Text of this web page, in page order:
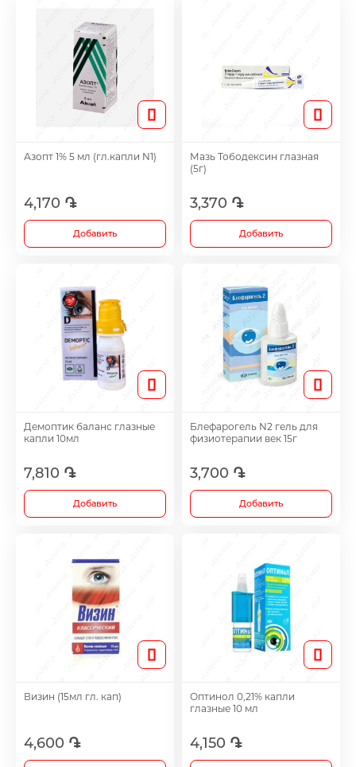
Diabetes Treatment Tablets
Vitamins for Children
Antidepressants
Все
Азопт 1% 5 мл (гл.капли N1)
4,170 ֏
Добавить
Мазь Тободексин глазная
(5г)
3,370 ֏
Добавить
Демоптик баланс глазные
капли 10мл
7,810 ֏
Добавить
Блефарогель N2 гель для
физиотерапии век 15г
3,700 ֏
Добавить
Визин (15мл гл. кап)
4,600 ֏
Оптинол 0,21% капли
глазные 10 мл
4,150 ֏